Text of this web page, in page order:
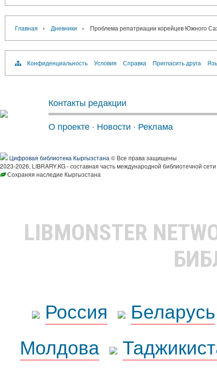
Главная › Дневники › Проблема репатриации корейцев Южного
Конфиденциальность Условия Справка Пригласить друга
Контакты редакции
О проекте · Новости · Реклама
Цифровая библиотека Кыргызстана © Все права защищены
2023-2026, LIBRARY.KG - составная часть международной библиотечной
Сохраняя наследие Кыргызстана
LIBMONSTER
Россия
Беларусь
Молдова